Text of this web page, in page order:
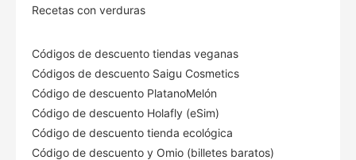
Recetas con verduras
Códigos de descuento tiendas veganas
Códigos de descuento Saigu Cosmetics
Código de descuento PlatanoMelón
Código de descuento Holafly (eSim)
Código de descuento tienda ecológica
Código de descuento y Omio (billetes baratos)